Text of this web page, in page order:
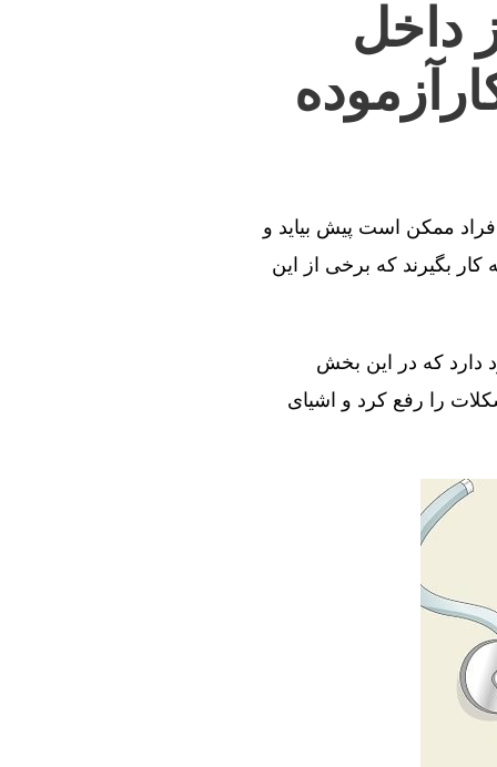
داخل
ممکن است پیش بیاید و
بگیرند که برخی از این
دارد که در این بخش
را رفع کرد و اشیای